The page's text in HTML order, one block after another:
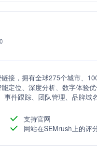
0
接，拥有全球275个城市、
定位、深度分析、数字体验
件跟踪、团队管理、品牌域
支持官网
网站在SEMrush上的评